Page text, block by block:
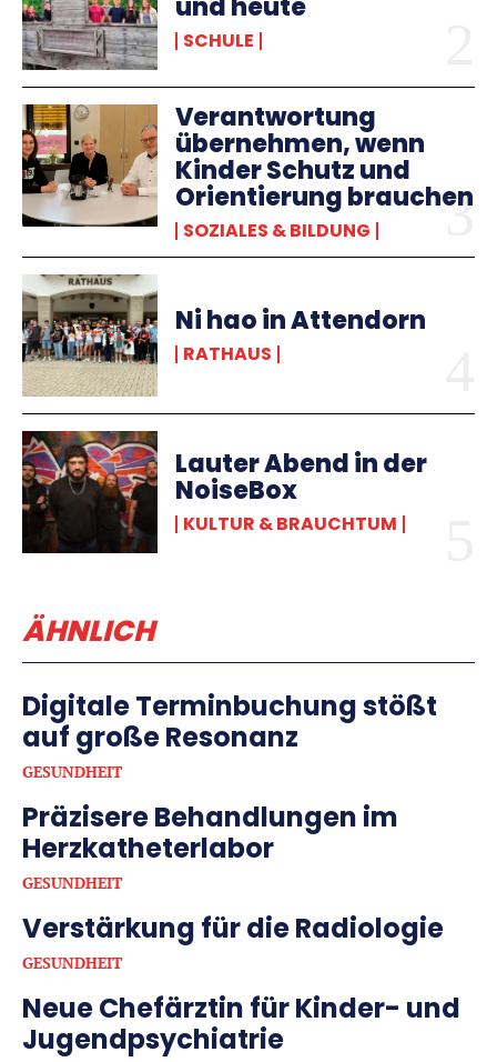
und heute
SCHULE
Verantwortung
übernehmen, wenn
Kinder Schutz und
Orientierung brauchen
SOZIALES & BILDUNG
Ni hao in Attendorn
RATHAUS
Lauter Abend in der
NoiseBox
KULTUR & BRAUCHTUM
ÄHNLICH
Digitale Terminbuchung stößt
auf große Resonanz
GESUNDHEIT
Präzisere Behandlungen im
Herzkatheterlabor
GESUNDHEIT
Verstärkung für die Radiologie
GESUNDHEIT
Neue Chefärztin für Kinder- und
Jugendpsychiatrie